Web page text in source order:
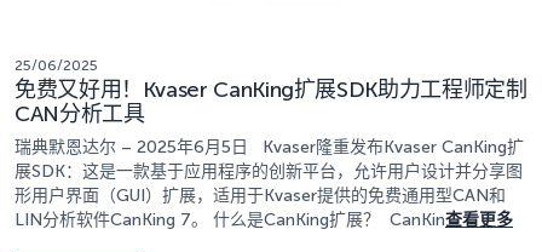
25/06/2025
免费又好用！Kvaser CanKing扩展SDK助力工程师定制
CAN分析工具
瑞典默恩达尔 – 2025年6月5日 Kvaser隆重发布Kvaser CanKing扩
展SDK：这是一款基于应用程序的创新平台，允许用户设计并分享图
形用户界面（GUI）扩展，适用于Kvaser提供的免费通用型CAN和
LIN分析软件CanKing 7。 什么是CanKing扩展？ CanKin查看更多